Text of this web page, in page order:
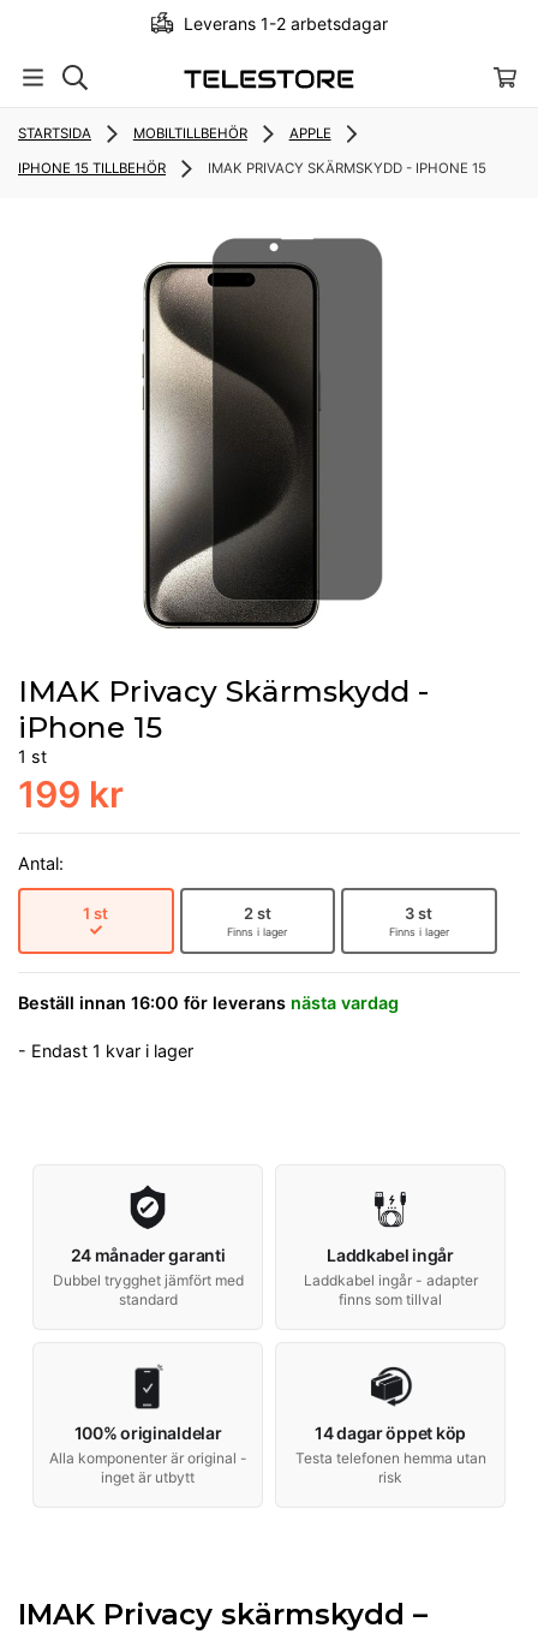
Leverans 1-2 arbetsdagar
STARTSIDA MOBILTILLBEHÖR APPLE
IPHONE 15 TILLBEHÖR IMAK PRIVACY SKÄRMSKYDD - IPHONE 15
IMAK Privacy Skärmskydd -
iPhone 15
1 st
199 kr
Antal:
1 st 2 st
Finns i lager
3 st
Finns i lager
Beställ innan 16:00 för leverans nästa vardag
- Endast 1 kvar i lager
24 månader garanti
Dubbel trygghet jämfört med
standard
Laddkabel ingår
Laddkabel ingår - adapter
finns som tillval
100% originaldelar
Alla komponenter är original -
inget är utbytt
14 dagar öppet köp
Testa telefonen hemma utan
risk
IMAK Privacy skärmskydd –